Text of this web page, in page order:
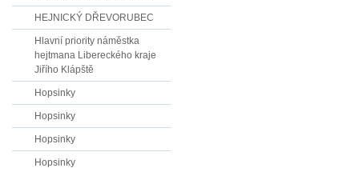
HEJNICKÝ DŘEVORUBEC
Hlavní priority náměstka
hejtmana Libereckého kraje
Jiřího Klápště
Hopsinky
Hopsinky
Hopsinky
Hopsinky